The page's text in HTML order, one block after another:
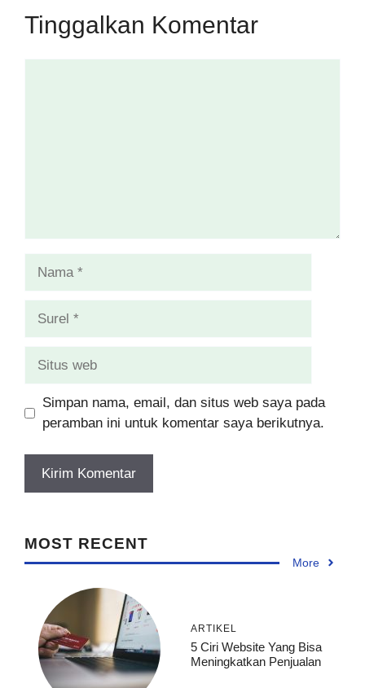
Tinggalkan Komentar
Simpan nama, email, dan situs web saya pada
peramban ini untuk komentar saya berikutnya.
MOST RECENT
More
ARTIKEL
5 Ciri Website Yang Bisa
Meningkatkan Penjualan